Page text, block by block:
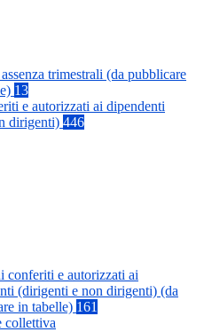
trimestrali (da pubblicare
13
e autorizzati ai dipendenti
dirigenti) 446
conferiti e autorizzati ai
(dirigenti e non dirigenti) (da
in tabelle) 161
collettiva